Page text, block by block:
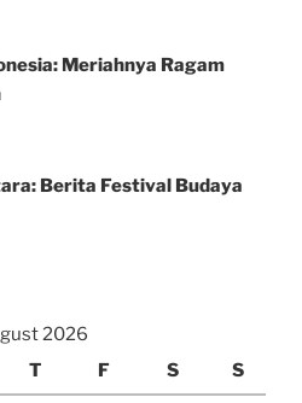
Meriahnya Ragam
Berita Festival Budaya
2026
T F S S